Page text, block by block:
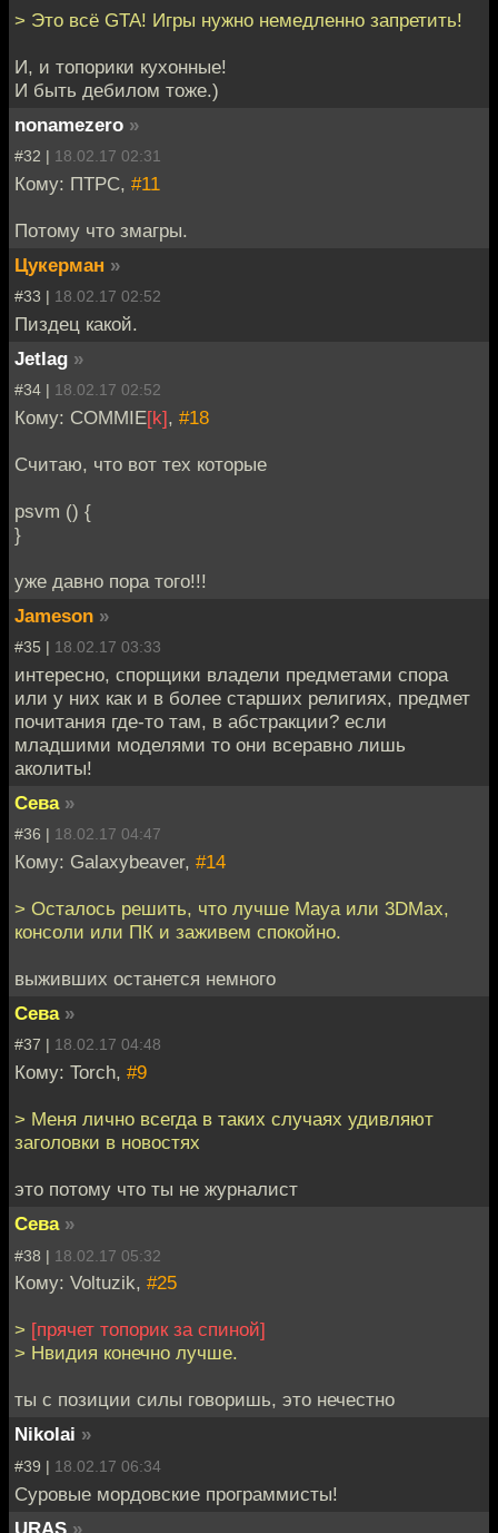
> Это всё GTA! Игры нужно немедленно запретить!
И, и топорики кухонные!
И быть дебилом тоже.)
nonamezero »
#32 | 18.02.17 02:31
Кому: ПТРС, #11
Потому что змагры.
Цукерман »
#33 | 18.02.17 02:52
Пиздец какой.
Jetlag »
#34 | 18.02.17 02:52
Кому: COMMIE[k], #18
Считаю, что вот тех которые
psvm () {
}
уже давно пора того!!!
Jameson »
#35 | 18.02.17 03:33
интересно, спорщики владели предметами спора
или у них как и в более старших религиях, предмет
почитания где-то там, в абстракции? если
младшими моделями то они всеравно лишь
аколиты!
Сева »
#36 | 18.02.17 04:47
Кому: Galaxybeaver, #14
> Осталось решить, что лучше Maya или 3DMax,
консоли или ПК и заживем спокойно.
выживших останется немного
Сева »
#37 | 18.02.17 04:48
Кому: Torch, #9
> Меня лично всегда в таких случаях удивляют
заголовки в новостях
это потому что ты не журналист
Сева »
#38 | 18.02.17 05:32
Кому: Voltuzik, #25
> [прячет топорик за спиной]
> Нвидия конечно лучше.
ты с позиции силы говоришь, это нечестно
Nikolai »
#39 | 18.02.17 06:34
Суровые мордовские программисты!
URAS »